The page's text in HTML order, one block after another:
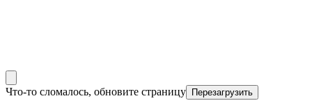
Что-то сломалось, обновите страницу Перезагрузить